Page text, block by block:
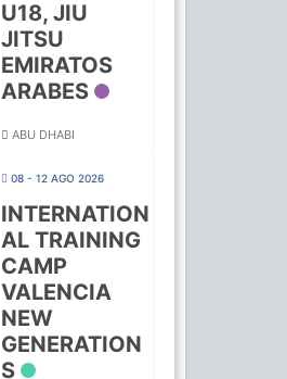
U18, JIU
JITSU
EMIRATOS
ARABES
ABU DHABI
08 - 12 AGO 2026
INTERNATION
AL TRAINING
CAMP
VALENCIA
NEW
GENERATION
S